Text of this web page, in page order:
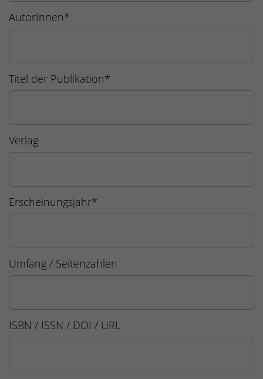
AutorInnen*
Titel der Publikation*
Verlag
Erscheinungsjahr*
Umfang / Seitenzahlen
ISBN / ISSN / DOI / URL